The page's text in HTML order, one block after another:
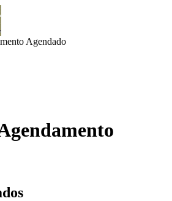
Agendado